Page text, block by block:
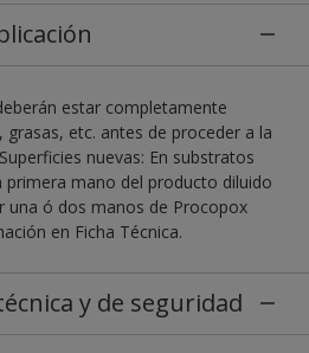
estar completamente
grasas, etc. antes de proceder a la
nuevas: En substratos
primera mano del producto diluido
una ó dos manos de Procopox
en Ficha Técnica.
y de seguridad